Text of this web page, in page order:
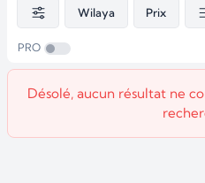
Wilaya Prix
PRO
Désolé, aucun résultat ne